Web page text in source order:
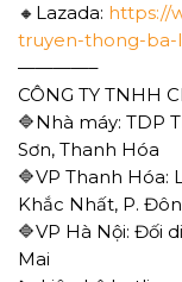
🔸Lazada: https://
truyen-thong-ba-
————–
CÔNG TY TNHH
🔷Nhà máy: TDP
Sơn, Thanh Hóa
🔷VP Thanh Hóa:
Khắc Nhất, P.
🔷VP Hà Nội: Đối
Mai